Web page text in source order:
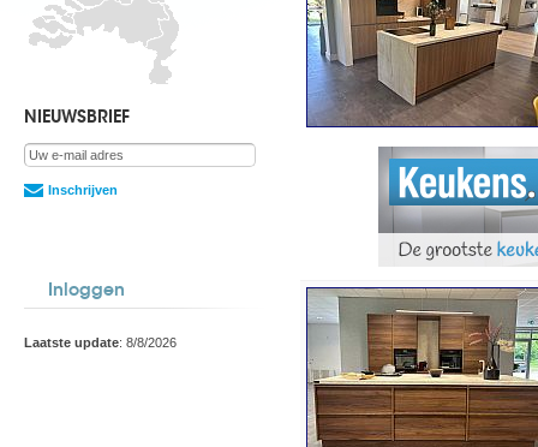
NIEUWSBRIEF
Inschrijven
Inloggen
Laatste update: 8/8/2026